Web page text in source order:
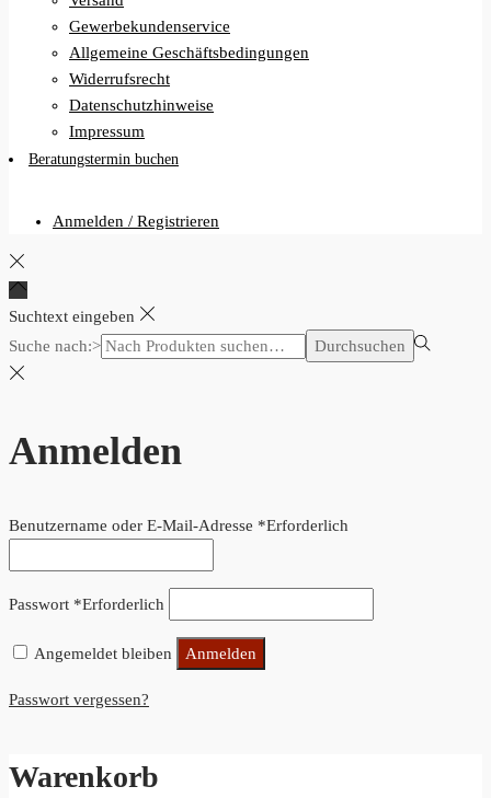
Gewerbekundenservice
Allgemeine Geschäftsbedingungen
Widerrufsrecht
Datenschutzhinweise
Impressum
Beratungstermin buchen
Anmelden / Registrieren
Suchtext eingeben
Suche nach:>
Durchsuchen
Anmelden
Benutzername oder E-Mail-Adresse *Erforderlich
Passwort *Erforderlich
Angemeldet bleiben Anmelden
Passwort vergessen?
Warenkorb